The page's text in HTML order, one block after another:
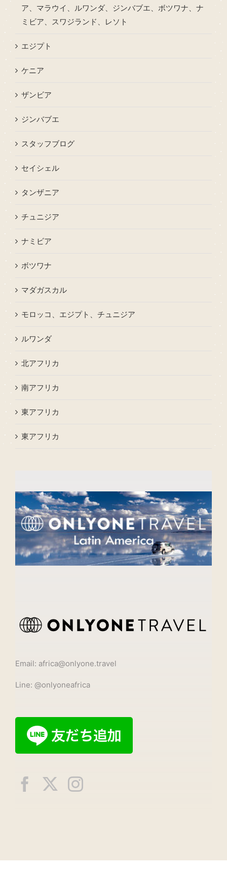
ア、マラウイ、ルワンダ、ジンバブエ、ボツワナ、ナ
ミビア、スワジランド、レソト
エジプト
ケニア
ザンビア
ジンバブエ
スタッフブログ
セイシェル
タンザニア
チュニジア
ナミビア
ボツワナ
マダガスカル
モロッコ、エジプト、チュニジア
ルワンダ
北アフリカ
南アフリカ
東アフリカ
東アフリカ
Email: africa@onlyone.travel
Line: @onlyoneafrica